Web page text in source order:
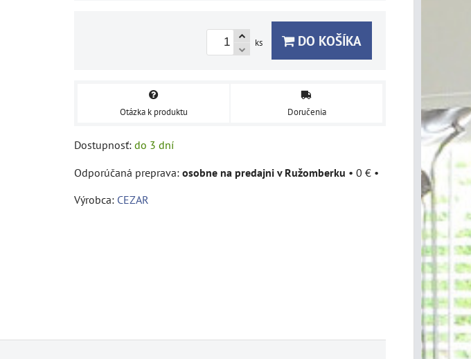
ks DO KOŠÍKA
Otázka k produktu Doručenia
Dostupnosť: do 3 dní
osobne na predajni v Ružomberku • 0 € •
Výrobca: CEZAR